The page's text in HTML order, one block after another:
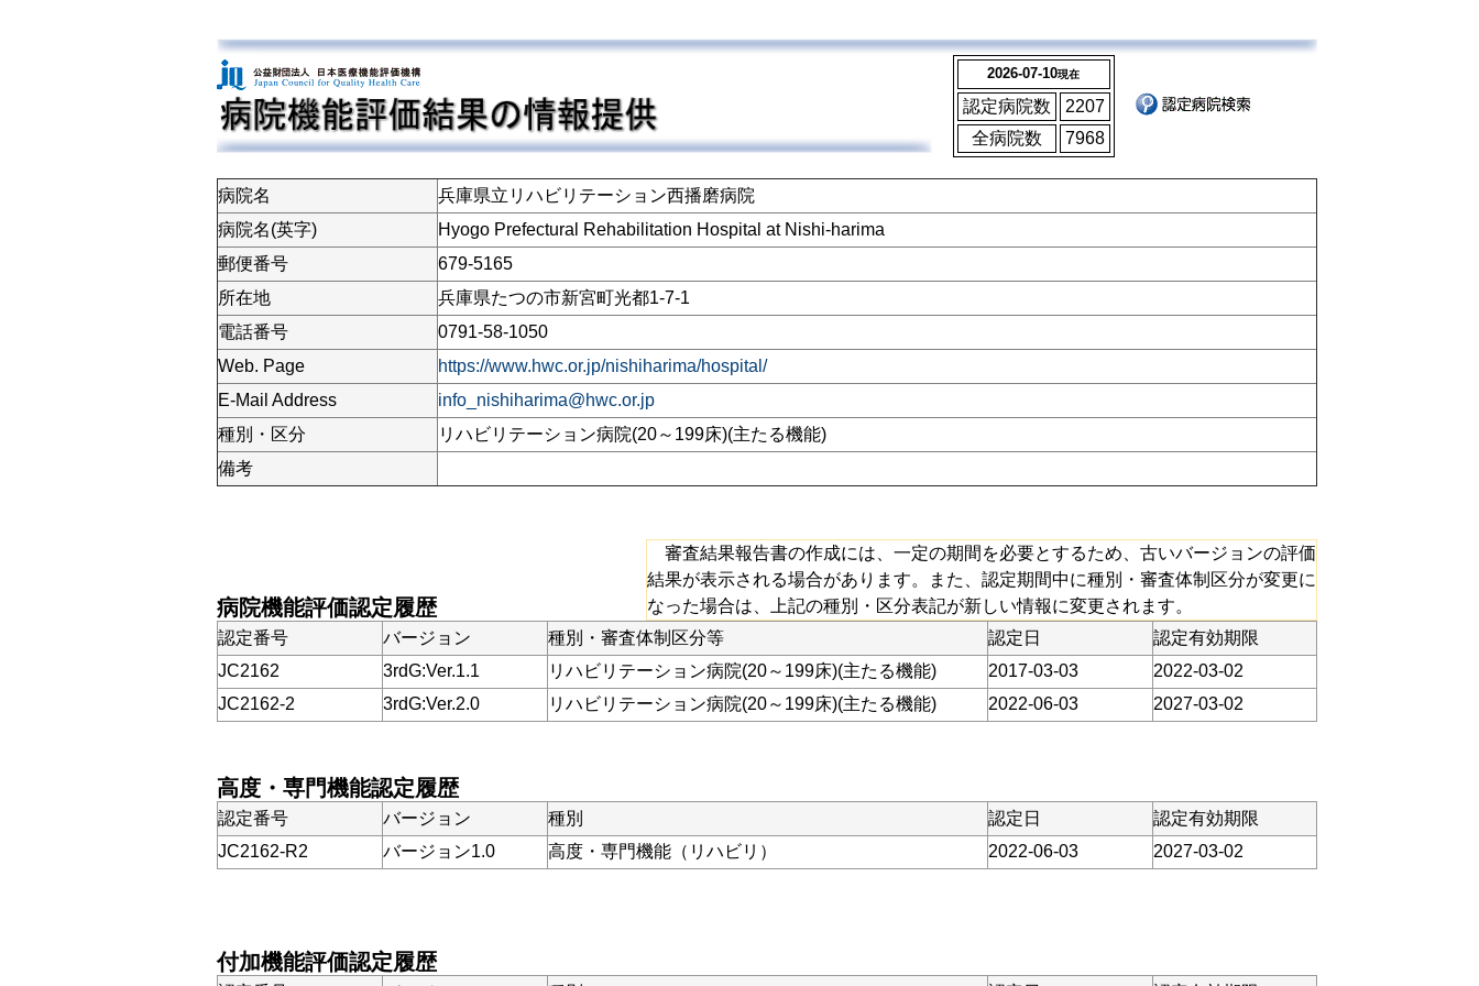
2026-07-10現在
認定病院数
2207
全病院数
7968
病院名
兵庫県立リハビリテーション西播磨病院
病院名(英字)
Hyogo Prefectural Rehabilitation Hospital at Nishi-harima
郵便番号
679-5165
所在地
兵庫県たつの市新宮町光都1-7-1
電話番号
0791-58-1050
Web. Page
https://www.hwc.or.jp/nishiharima/hospital/
E-Mail Address
info_nishiharima@hwc.or.jp
種別・区分
リハビリテーション病院(20～199床)(主たる機能)
備考
病院機能評価認定履歴
審査結果報告書の作成には、一定の期間を必要とするため、古いバージョンの評価
結果が表示される場合があります。また、認定期間中に種別・審査体制区分が変更に
なった場合は、上記の種別・区分表記が新しい情報に変更されます。
認定番号
バージョン 種別・審査体制区分等 認定日
認定有効期限
JC2162
3rdG:Ver.1.1 リハビリテーション病院(20～199床)(主たる機能) 2017-03-03
2022-03-02
JC2162-2
3rdG:Ver.2.0 リハビリテーション病院(20～199床)(主たる機能) 2022-06-03 2027-03-02
高度・専門機能認定履歴
認定番号 バージョン 種別 認定日
認定有効期限
JC2162-R2
バージョン1.0 高度・専門機能（リハビリ） 2022-06-03 2027-03-02
付加機能評価認定履歴